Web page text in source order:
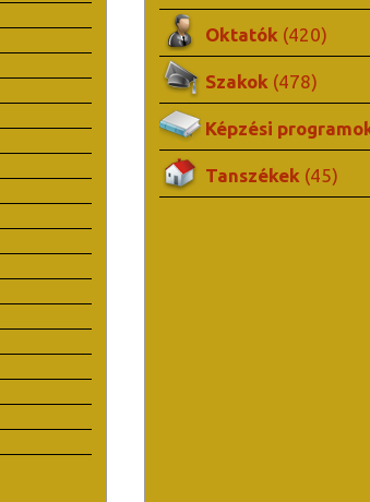
Oktatók (420)
Szakok (478)
Képzési
Tanszékek (45)